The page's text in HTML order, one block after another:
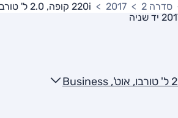
סדרה 2 2017
220i קופה, 2.0 ל' טורבו, אוט', Business
יד שניה